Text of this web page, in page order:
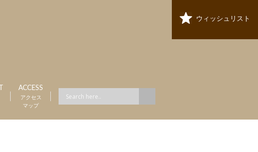
ウィッシュリスト
ACCESS
アクセス
マップ